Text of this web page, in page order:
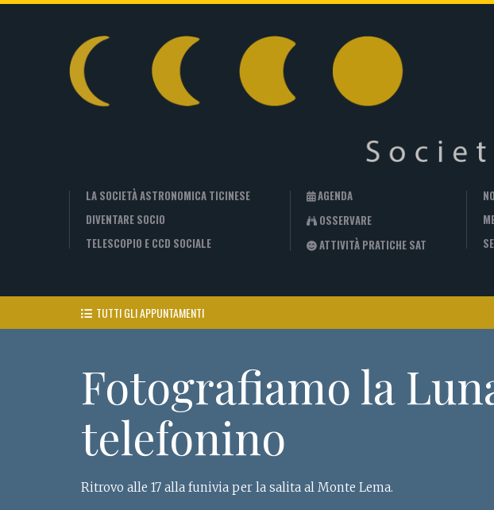
LA SOCIETÀ ASTRONOMICA TICINESE
DIVENTARE SOCIO
TELESCOPIO E CCD SOCIALE
AGENDA
OSSERVARE
ATTIVITÀ PRATICHE SAT
TUTTI GLI APPUNTAMENTI
Fotografiamo la
telefonino
Ritrovo alle 17 alla funivia per la salita al Monte Lema.